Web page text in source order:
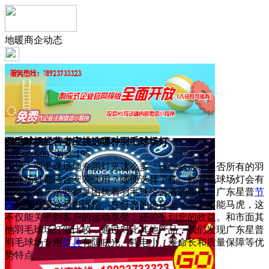
地暖商企动态
羽毛球场经营者应挑选哪种羽毛球场灯
2023-09-08 浏览:195
市场上羽毛球场地专用灯光这么多，该怎么选？是否所有的羽
毛球场灯都适合安装使用？随便选择了任一款羽毛球场灯会有
什么影响？这些都是困扰着羽毛球经营者的问题。广东星普节
能光电有限公司告诉您，在灯光的选择上，千万不能马虎，这
不仅能关乎到客户的运动享受，还关乎到您的收益。和市面其
他羽毛球场灯做比较，通过对比其他产品，我们发现广东星普
羽毛球场专用灯具有防眩光、耗电小、寿命长和质量保障等优
势特点